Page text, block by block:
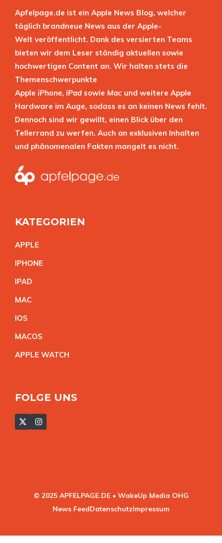
Apfelpage.de ist ein Apple News Blog, welcher
täglich brandneue News aus der Apple-
Welt veröffentlicht. Dank des versierten Teams
bieten wir dem Leser ständig aktuellen sowie
hochwertigen Content an. Wir halten stets die
Themenschwerpunkte
Apple iPhone, iPad sowie Mac und weitere Apple
Hardware im Auge, sodass es an keinen News fehlt.
Dennoch sind wir gewillt, einen Blick über den
Tellerrand zu werfen. Auch an exklusiven Inhalten
und phänomenalen Fakten mangelt es nicht.
KATEGORIEN
APPLE
IPHONE
IPAD
MAC
IOS
MACOS
APPLE WATCH
FOLGE UNS
© 2025 APFELPAGE.DE • WakeUp Media OHG
News FeedDatenschutzImpressum